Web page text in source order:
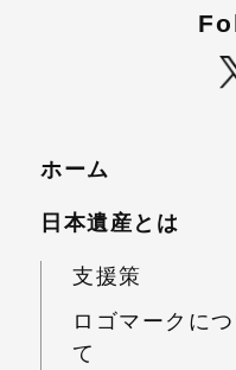
ホーム
日本遺産とは
支援策
ロゴマークに
て